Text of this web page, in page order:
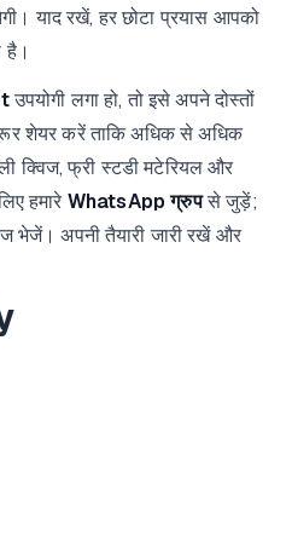
याद रखें, हर छोटा प्रयास आपको
है।
उपयोगी लगा हो, तो इसे अपने दोस्तों
शेयर करें ताकि अधिक से अधिक
क्विज, फ्री स्टडी मटेरियल और
हमारे WhatsApp ग्रुपसे जुड़ें;
भेजें। अपनी तैयारी जारी रखें और